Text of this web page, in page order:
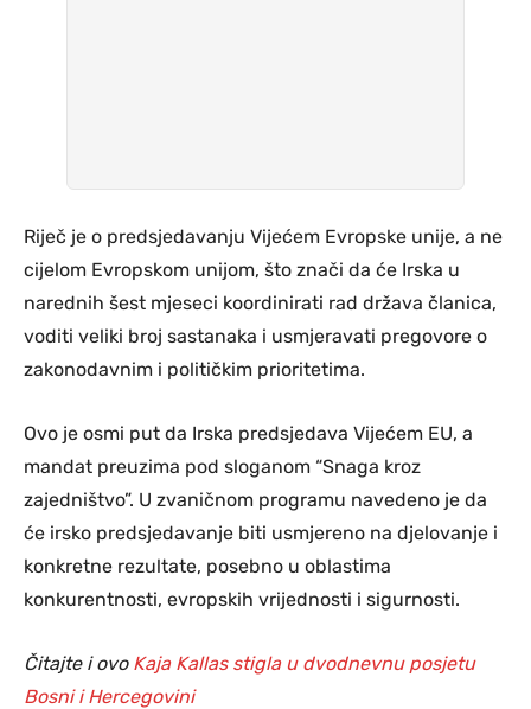
Riječ je o predsjedavanju Vijećem Evropske unije, a ne
cijelom Evropskom unijom, što znači da će Irska u
narednih šest mjeseci koordinirati rad država članica,
voditi veliki broj sastanaka i usmjeravati pregovore o
zakonodavnim i političkim prioritetima.
Ovo je osmi put da Irska predsjedava Vijećem EU, a
mandat preuzima pod sloganom “Snaga kroz
zajedništvo”. U zvaničnom programu navedeno je da
će irsko predsjedavanje biti usmjereno na djelovanje i
konkretne rezultate, posebno u oblastima
konkurentnosti, evropskih vrijednosti i sigurnosti.
Čitajte i ovo Kaja Kallas stigla u dvodnevnu posjetu
Bosni i Hercegovini